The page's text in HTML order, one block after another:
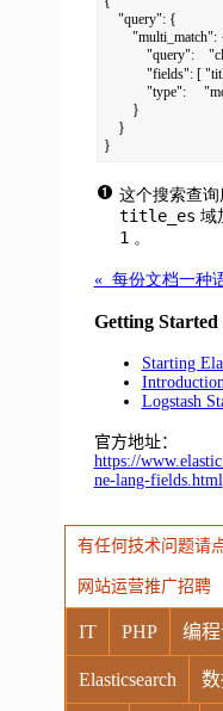
}
这个搜索查询
title_es 域
1 。
« 每份文档一种
Getting Started
Starting
Logstash
官方地址：
https://
ne-lang-fields.html
有任何技术问题请
网站运营推广招聘
IT PHP 编
Elasticsearch